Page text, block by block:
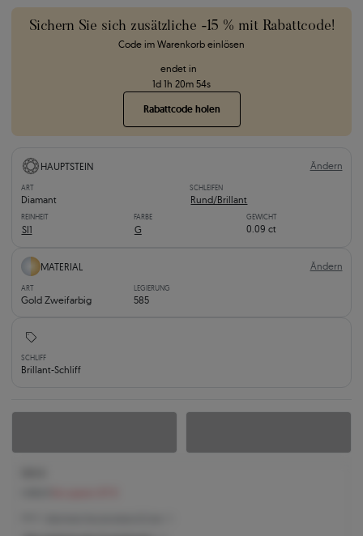
Sichern Sie sich zusätzliche -15 % mit Rabattcode!
Code im Warenkorb einlösen
endet in
1d 1h 20m 53s
Rabattcode holen
HAUPTSTEIN Ändern
ART
Diamant
SCHLEIFEN
Rund/Brillant
REINHEIT
SI1
FARBE
G
GEWICHT
0.09 ct
MATERIAL Ändern
ART
Gold Zweifarbig
LEGIERUNG
585
SCHLIFF
Brillant-Schliff